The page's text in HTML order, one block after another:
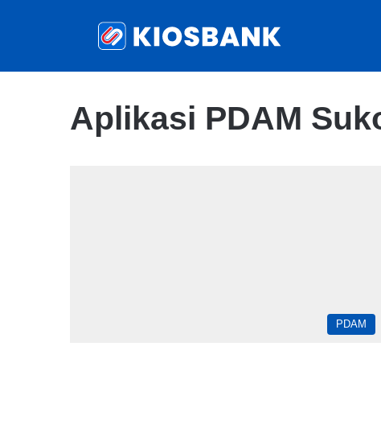
Aplikasi PDAM
PDAM